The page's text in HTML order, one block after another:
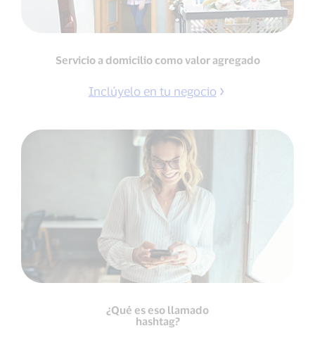
Servicio a domicilio como valor agregado
Inclúyelo en tu negocio
¿Qué es eso llamado
hashtag?